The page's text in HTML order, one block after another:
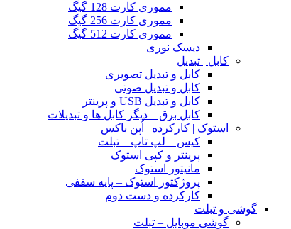
مموری کارت 128 گیگ
مموری کارت 256 گیگ
مموری کارت 512 گیگ
دیسک نوری
کابل | تبدیل
کابل و تبدیل تصویری
کابل و تبدیل صوتی
کابل و تبدیل USB و پرینتر
کابل برق – دیگر کابل ها و تبدیلات
استوک | کارکرده | اُپن باکس
کیس – لپ تاپ – تبلت
پرینتر و کپی استوک
مانیتور استوک
پروژکتور استوک – پایه سقفی
کارکرده و دست دوم
گوشی و تبلت
گوشی موبایل – تبلت